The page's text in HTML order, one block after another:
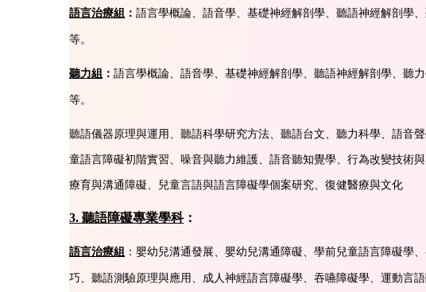
語言治療組 ： 語言學概論、語音學、基礎神經解剖學、聽語神經解剖學
等。
聽力組 ： 語言學概論、語音學、基礎神經解剖學、聽語神經解剖學、聽
等。
聽語儀器原理與運用、聽語科學研究方法、聽語台文、聽力科學、語音
童語言障礙初階實習、噪音與聽力維護、語音聽知覺學、行為改變技術
療育與溝通障礙、兒童言語與語言障礙學個案研究、復健醫療與文化
3. 聽語障礙專業學科：
語言治療組 ： 嬰幼兒溝通發展、嬰幼兒溝通障礙、學前兒童語言障礙學
巧、聽語測驗原理與應用、成人神經語言障礙學、吞嚥障礙學、運動言